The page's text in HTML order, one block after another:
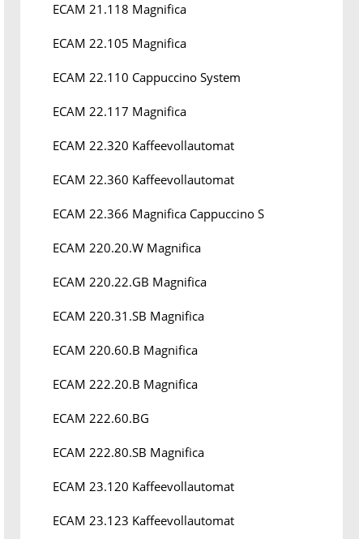
ECAM 21.118 Magnifica
ECAM 22.105 Magnifica
ECAM 22.110 Cappuccino System
ECAM 22.117 Magnifica
ECAM 22.320 Kaffeevollautomat
ECAM 22.360 Kaffeevollautomat
ECAM 22.366 Magnifica Cappuccino S
ECAM 220.20.W Magnifica
ECAM 220.22.GB Magnifica
ECAM 220.31.SB Magnifica
ECAM 220.60.B Magnifica
ECAM 222.20.B Magnifica
ECAM 222.60.BG
ECAM 222.80.SB Magnifica
ECAM 23.120 Kaffeevollautomat
ECAM 23.123 Kaffeevollautomat